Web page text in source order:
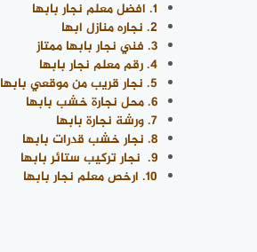
1. افضل معلم نجار بابها
2. نجاره منازل ابها
3. فني نجار بابها ممتاز
4. رقم معلم نجار بابها
5. نجار قريب من موقعي بابها
6. محل نجارة خشب بابها
7. ورشة نجارة بابها
8. نجار خشب قدرات بابها
9. نجار تركيب ستائر بابها
10. ارخص معلم نجار بابها